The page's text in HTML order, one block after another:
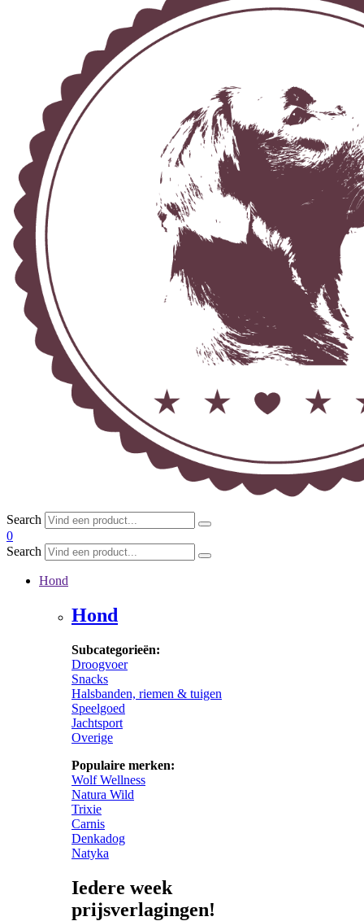
Search
0
Search
Hond
Hond
Subcategorieën:
Droogvoer
Snacks
Halsbanden, riemen & tuigen
Speelgoed
Jachtsport
Overige
Populaire merken:
Wolf Wellness
Natura Wild
Trixie
Carnis
Denkadog
Natyka
Iedere week
prijsverlagingen!